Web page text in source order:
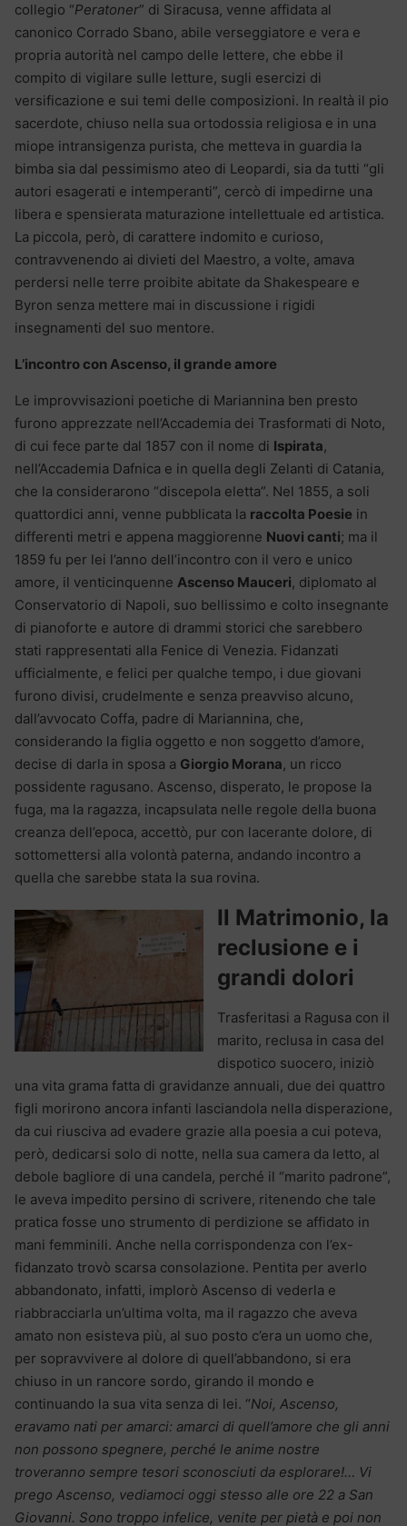
collegio “Peratoner” di Siracusa, venne affidata al
canonico Corrado Sbano, abile verseggiatore e vera e
propria autorità nel campo delle lettere, che ebbe il
compito di vigilare sulle letture, sugli esercizi di
versificazione e sui temi delle composizioni. In realtà il pio
sacerdote, chiuso nella sua ortodossia religiosa e in una
miope intransigenza purista, che metteva in guardia la
bimba sia dal pessimismo ateo di Leopardi, sia da tutti “gli
autori esagerati e intemperanti”, cercò di impedirne una
libera e spensierata maturazione intellettuale ed artistica.
La piccola, però, di carattere indomito e curioso,
contravvenendo ai divieti del Maestro, a volte, amava
perdersi nelle terre proibite abitate da Shakespeare e
Byron senza mettere mai in discussione i rigidi
insegnamenti del suo mentore.
L’incontro con Ascenso, il grande amore
Le improvvisazioni poetiche di Mariannina ben presto
furono apprezzate nell’Accademia dei Trasformati di Noto,
di cui fece parte dal 1857 con il nome di Ispirata,
nell’Accademia Dafnica e in quella degli Zelanti di Catania,
che la considerarono “discepola eletta”. Nel 1855, a soli
quattordici anni, venne pubblicata la raccolta Poesie in
differenti metri e appena maggiorenne Nuovi canti; ma il
1859 fu per lei l’anno dell’incontro con il vero e unico
amore, il venticinquenne Ascenso Mauceri, diplomato al
Conservatorio di Napoli, suo bellissimo e colto insegnante
di pianoforte e autore di drammi storici che sarebbero
stati rappresentati alla Fenice di Venezia. Fidanzati
ufficialmente, e felici per qualche tempo, i due giovani
furono divisi, crudelmente e senza preavviso alcuno,
dall’avvocato Coffa, padre di Mariannina, che,
considerando la figlia oggetto e non soggetto d’amore,
decise di darla in sposa a Giorgio Morana, un ricco
possidente ragusano. Ascenso, disperato, le propose la
fuga, ma la ragazza, incapsulata nelle regole della buona
creanza dell’epoca, accettò, pur con lacerante dolore, di
sottomettersi alla volontà paterna, andando incontro a
quella che sarebbe stata la sua rovina.
Il Matrimonio, la
reclusione e i
grandi dolori
Trasferitasi a Ragusa con il
marito, reclusa in casa del
dispotico suocero, iniziò
una vita grama fatta di gravidanze annuali, due dei quattro
figli morirono ancora infanti lasciandola nella disperazione,
da cui riusciva ad evadere grazie alla poesia a cui poteva,
però, dedicarsi solo di notte, nella sua camera da letto, al
debole bagliore di una candela, perché il “marito padrone”,
le aveva impedito persino di scrivere, ritenendo che tale
pratica fosse uno strumento di perdizione se affidato in
mani femminili. Anche nella corrispondenza con l’ex-
fidanzato trovò scarsa consolazione. Pentita per averlo
abbandonato, infatti, implorò Ascenso di vederla e
riabbracciarla un’ultima volta, ma il ragazzo che aveva
amato non esisteva più, al suo posto c’era un uomo che,
per sopravvivere al dolore di quell’abbandono, si era
chiuso in un rancore sordo, girando il mondo e
continuando la sua vita senza di lei. “Noi, Ascenso,
eravamo nati per amarci: amarci di quell’amore che gli anni
non possono spegnere, perché le anime nostre
troveranno sempre tesori sconosciuti da esplorare!… Vi
prego Ascenso, vediamoci oggi stesso alle ore 22 a San
Giovanni. Sono troppo infelice, venite per pietà e poi non